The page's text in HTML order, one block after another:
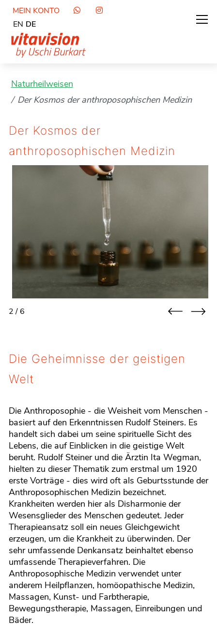
MEIN KONTO
EN DE
Naturheilweisen
Der Kosmos der anthroposophischen Medizin
Der Kosmos der
anthroposophischen Medizin
2 / 6
Die Geheimnisse der geistigen
Welt
Die Anthroposophie - die Weisheit vom Menschen -
basiert auf den Erkenntnissen Rudolf Steiners. Es
handelt sich dabei um seine spirituelle Sicht des
Lebens, die auf Einblicken in die geistige Welt
beruht. Rudolf Steiner und die Ärztin Ita Wegman,
hielten zu dieser Thematik zum erstmal um 1920
erste Vorträge - dies wird oft als Geburtsstunde der
Anthroposophischen Medizin bezeichnet.
Krankheiten werden hier als Disharmonie der
Wesensglieder des Menschen gedeutet. Jeder
Therapieansatz soll ein neues Gleichgewicht
erzeugen, um die Krankheit zu überwinden. Der
sehr umfassende Denkansatz beinhaltet ebenso
umfassende Therapieverfahren. Die
Anthroposophische Medizin verwendet unter
anderem Heilpflanzen, homöopathische Medizin,
Massagen, Kunst- und Farbtherapie,
Bewegungstherapie, Massagen, Einreibungen und
Bäder.